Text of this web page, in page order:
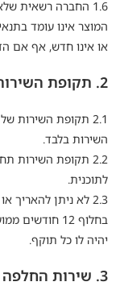
1.6 החברה רשאית
המוצר אינו עומד
או אינו חדש, אף אם
2. תקופת השירות
השירות בלבד.
2.2 תקופת השירות
לתוכנית.
2.3 לא ניתן
בחלוף 12
יהיה לו כל תוקף.
3. שירות החלפה